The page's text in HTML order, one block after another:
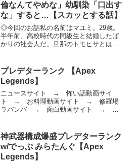
倫なんてやめな」幼馴染「口出す
な」すると…【スカッとする話】
◎今回のお話私の名前はマユミ。29歳。
半年前、高校時代の同級生と結婚したば
かりの社会人だ。旦那のトモヒサとは、
なった。「気になるLINE」のチャンネル
登録をよろしくお願...
プレデターランク 【Apex
Legends】
ニュースサイト → 怖い話動画サイ
ト → お料理動画サイト → 修羅場
ラバンバ → 面白動画サイト → チ
ーシップ Donation (寄付)はこちら！S...
神武器構成爆盛プレデターランク
w/でっぷ みらたんぐ【Apex
Legends】